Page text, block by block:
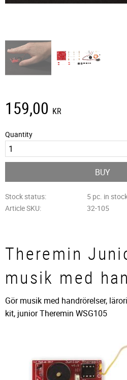
159,00 KR
Quantity
BUY
Stock status
5 pc. in
Article SKU
32-105
Theremin
musik med
Gör musik med handrörelser,
kit, junior Theremin WSG105